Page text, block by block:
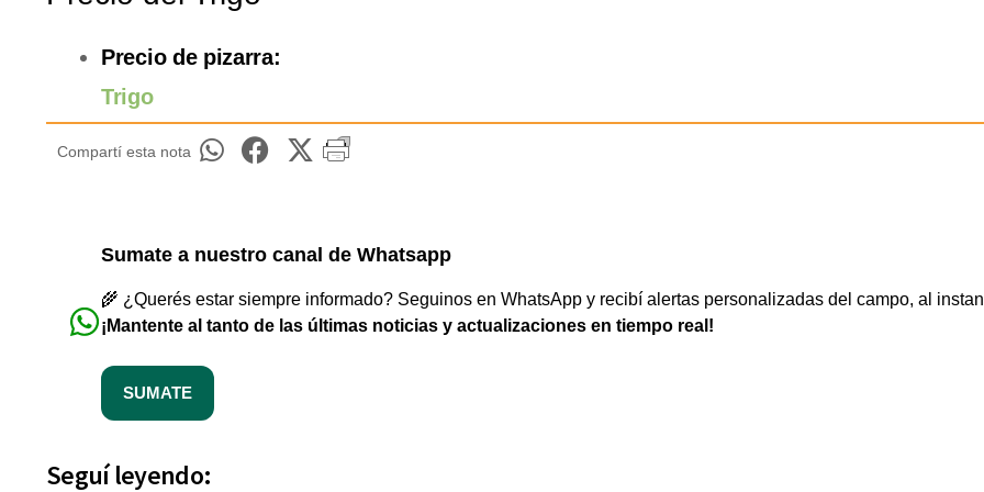
Precio de pizarra:
Trigo
Compartí esta nota
Sumate a nuestro canal de Whatsapp
🌾 ¿Querés estar siempre informado? Seguinos en WhatsApp y recibí alertas personalizadas del campo, al
¡Mantente al tanto de las últimas noticias y actualizaciones en tiempo real!
SUMATE
Seguí leyendo: